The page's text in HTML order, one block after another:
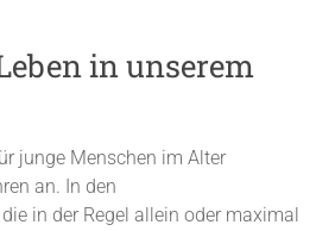
in unserem
junge Menschen im Alter
an. In den
in der Regel allein oder maximal